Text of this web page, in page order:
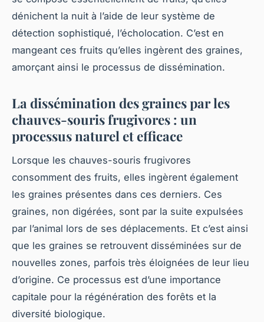
dénichent la nuit à l’aide de leur système de
détection sophistiqué, l’écholocation. C’est en
mangeant ces fruits qu’elles ingèrent des graines,
amorçant ainsi le processus de dissémination.
La dissémination des graines par les
chauves-souris frugivores : un
processus naturel et efficace
Lorsque les chauves-souris frugivores
consomment des fruits, elles ingèrent également
les graines présentes dans ces derniers. Ces
graines, non digérées, sont par la suite expulsées
par l’animal lors de ses déplacements. Et c’est ainsi
que les graines se retrouvent disséminées sur de
nouvelles zones, parfois très éloignées de leur lieu
d’origine. Ce processus est d’une importance
capitale pour la régénération des forêts et la
diversité biologique.